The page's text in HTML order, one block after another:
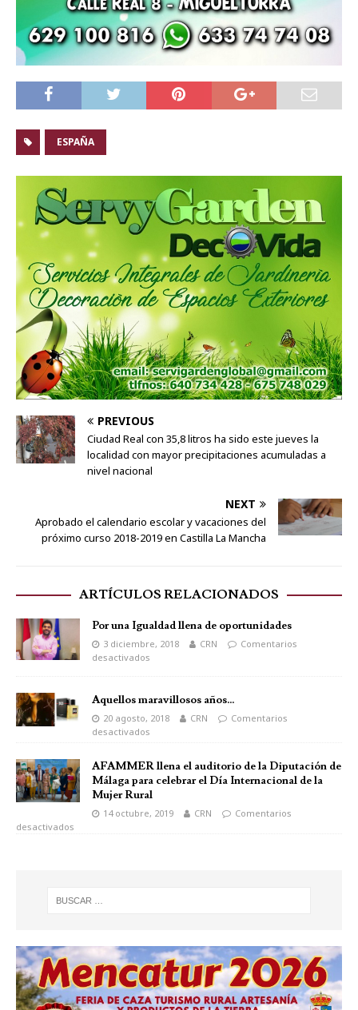
ESPAÑA
PREVIOUS
Ciudad Real con 35,8 litros ha sido este jueves la
localidad con mayor precipitaciones acumuladas a
nivel nacional
NEXT
Aprobado el calendario escolar y vacaciones del
próximo curso 2018-2019 en Castilla La Mancha
ARTÍCULOS RELACIONADOS
Por una Igualdad llena de oportunidades
3 diciembre, 2018 CRN
Comentarios
desactivados
Aquellos maravillosos años…
20 agosto, 2018 CRN
Comentarios
desactivados
AFAMMER llena el auditorio de la Diputación de
Málaga para celebrar el Día Internacional de la
Mujer Rural
14 octubre, 2019 CRN
Comentarios
desactivados